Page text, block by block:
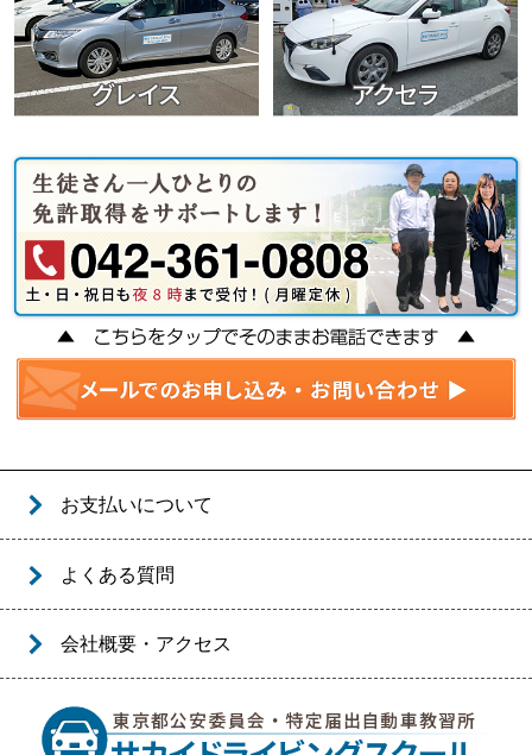
お支払いについて
よくある質問
会社概要・アクセス